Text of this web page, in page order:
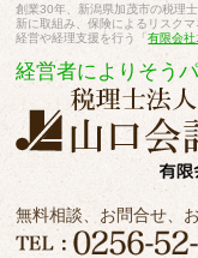
創業30年、新潟県加茂市の税理
新に取組み、保険によるリスク
経営や経理支援を行う「有限会社
経営者によりそう
無料相談、お問合せ、